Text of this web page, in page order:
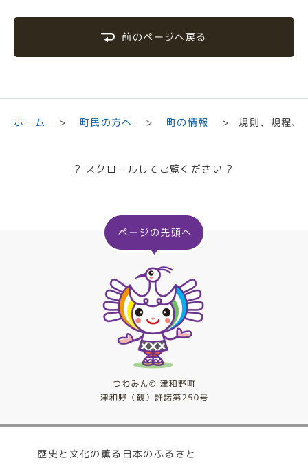
前のページへ戻る
ホーム 町民の方へ 町の情報 規則、規程、
? スクロールしてご覧ください ?
歴史と文化の薫る日本のふるさと